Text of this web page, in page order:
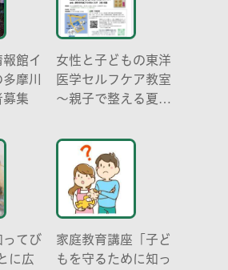
館イ
摩川
募集
女性と子どもの東洋
医学セルフケア教室
～親子で整える夏休
らだ～
ってび
に広
家庭教育講座「子ど
もを守るために知っ